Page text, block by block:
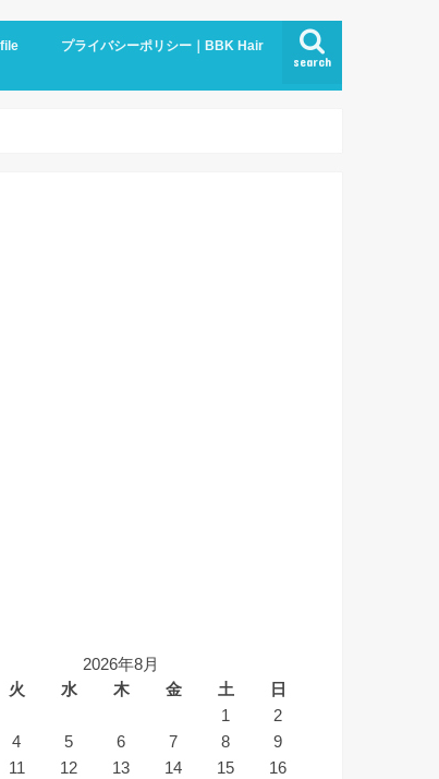
search
プライバシーポリシー｜BBK Hair
2026年8月
火 水 木 金 土
日
1
2
4 5 6 7 8
9
11 12 13 14 15
16